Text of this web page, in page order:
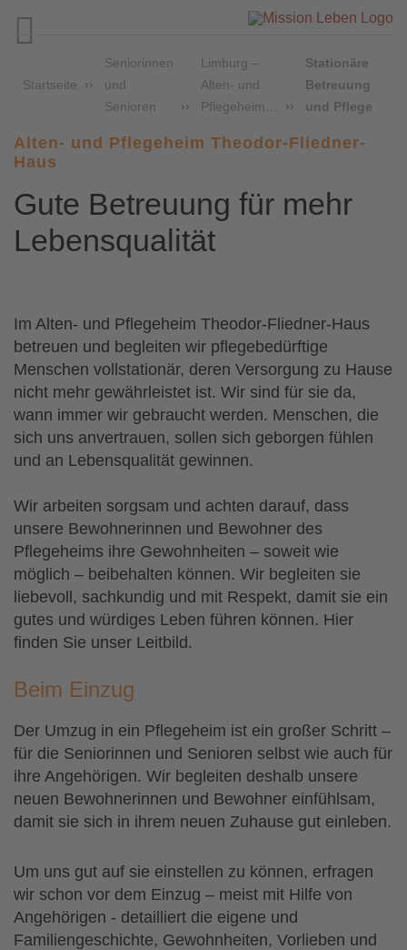

Startseite
Seniorinnen
und
Senioren
Limburg –
Alten- und
Pflegeheim…
Stationäre
Betreuung
und Pflege
Alten- und Pflegeheim Theodor-Fliedner-
Haus
Gute Betreuung für mehr
Lebensqualität
Im Alten- und Pflegeheim Theodor-Fliedner-Haus
betreuen und begleiten wir pflegebedürftige
Menschen vollstationär, deren Versorgung zu Hause
nicht mehr gewährleistet ist. Wir sind für sie da,
wann immer wir gebraucht werden. Menschen, die
sich uns anvertrauen, sollen sich geborgen fühlen
und an Lebensqualität gewinnen.
Wir arbeiten sorgsam und achten darauf, dass
unsere Bewohnerinnen und Bewohner des
Pflegeheims ihre Gewohnheiten – soweit wie
möglich – beibehalten können. Wir begleiten sie
liebevoll, sachkundig und mit Respekt, damit sie ein
gutes und würdiges Leben führen können. Hier
finden Sie unser Leitbild.
Beim Einzug
Der Umzug in ein Pflegeheim ist ein großer Schritt –
für die Seniorinnen und Senioren selbst wie auch für
ihre Angehörigen. Wir begleiten deshalb unsere
neuen Bewohnerinnen und Bewohner einfühlsam,
damit sie sich in ihrem neuen Zuhause gut einleben.
Um uns gut auf sie einstellen zu können, erfragen
wir schon vor dem Einzug – meist mit Hilfe von
Angehörigen - detailliert die eigene und
Familiengeschichte, Gewohnheiten, Vorlieben und